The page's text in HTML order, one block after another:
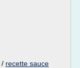
/ recette sauce